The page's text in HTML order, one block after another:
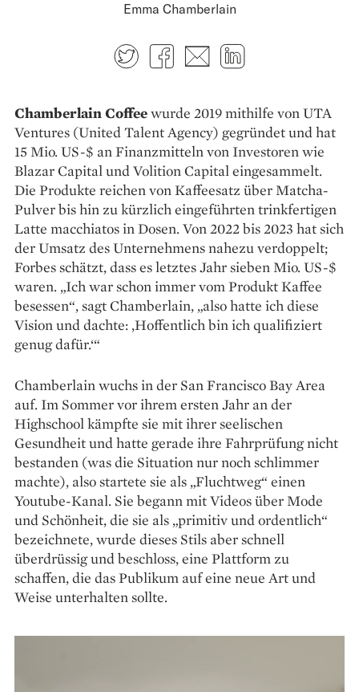
Emma Chamberlain
TwitterFacebook
E-mail
Chamberlain Coffeewurde 2019 mithilfe von UTA
Ventures (United Talent Agency) gegründet und hat
15 Mio. US-$ an Finanzmitteln von Investoren wie
Blazar Capital und Volition Capital eingesammelt.
Die Produkte reichen von Kaffeesatz über Matcha-
Pulver bis hin zu kürzlich eingeführten trinkfertigen
Latte macchiatos in Dosen. Von 2022 bis 2023 hat sich
der ­Umsatz des Unternehmens nahezu verdoppelt;
Forbes schätzt, dass es letztes Jahr sieben Mio. US-$
­waren. „Ich war schon immer vom Produkt ­Kaffee
besessen“, sagt Chamberlain, „also hatte ich diese
Vision und dachte: ‚Hoffentlich bin ich qualifiziert
genug dafür.‘“
Chamberlain wuchs in der San Francisco Bay Area
auf. Im Sommer vor ihrem ersten Jahr an der
Highschool kämpfte sie mit ihrer seelischen
Gesundheit und hatte gerade ihre Fahr­prüfung nicht
bestanden (was die Situation nur noch schlimmer
machte), also startete sie als „Fluchtweg“ einen
Youtube-Kanal. Sie begann mit Videos über Mode
und Schönheit, die sie als „primitiv und ordentlich“
bezeichnete, wurde dieses Stils aber schnell
überdrüssig und beschloss, eine Plattform zu
schaffen, die das Publikum auf eine neue Art und
Weise unterhalten sollte.